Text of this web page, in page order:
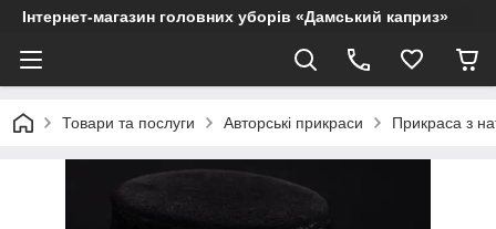
Інтернет-магазин головних уборів «Дамський каприз»
Товари та послуги Авторські прикраси Прикраса з